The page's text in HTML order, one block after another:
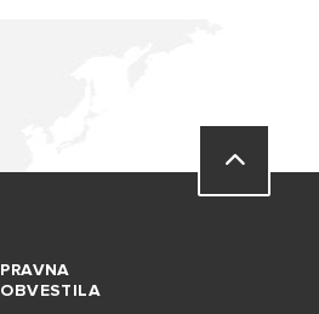
PRAVNA
OBVESTILA